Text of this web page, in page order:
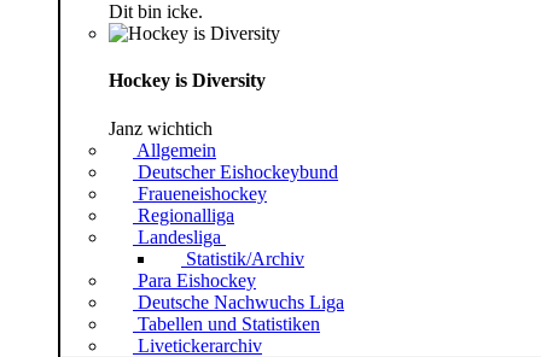
Dit bin icke.
Hockey is Diversity
Janz wichtich
Allgemein
Deutscher Eishockeybund
Fraueneishockey
Regionalliga
Landesliga
Statistik/Archiv
Para Eishockey
Deutsche Nachwuchs Liga
Tabellen und Statistiken
Livetickerarchiv